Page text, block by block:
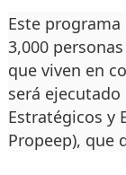
Este
3,000
que viven en
será
Estratégicos y
Propeep), que